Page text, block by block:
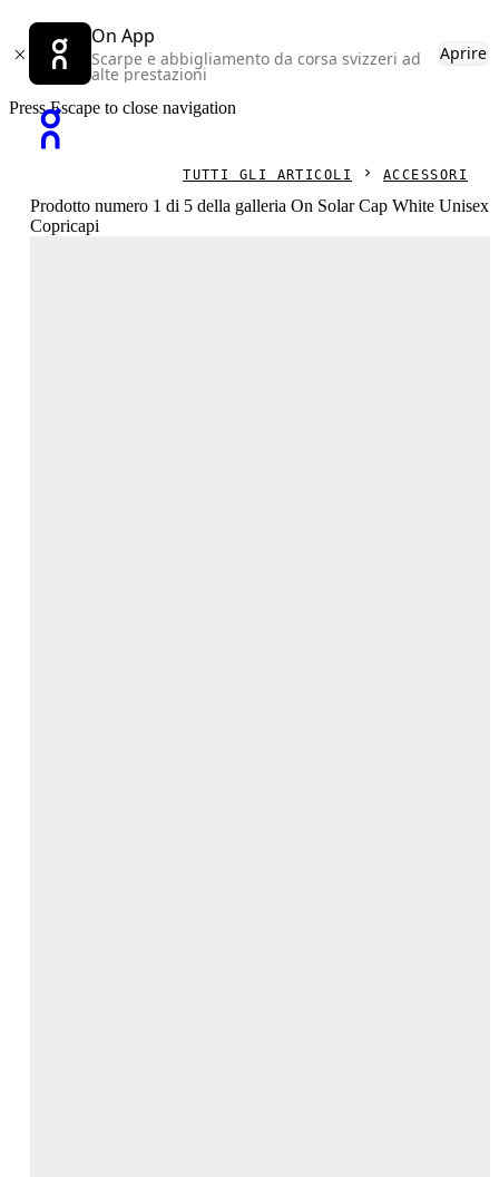
On App
Scarpe e abbigliamento da corsa svizzeri ad
alte prestazioni
Aprire
Press Escape to close navigation
TUTTI GLI ARTICOLI ACCESSORI
Prodotto numero 1 di 5 della galleria On Solar Cap White Unisex
Copricapi